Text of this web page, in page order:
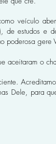
veículo
de estudos e
poderosa
aceitaram o
Dele, para